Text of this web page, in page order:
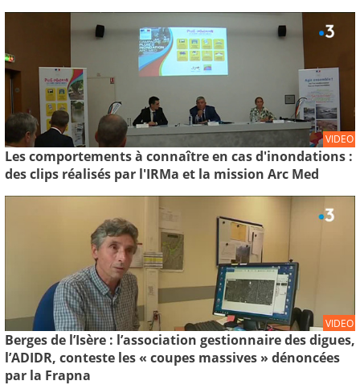
VIDEO
Les comportements à connaître en cas d'inondations :
des clips réalisés par l'IRMa et la mission Arc Med
VIDEO
Berges de l’Isère : l’association gestionnaire des digues,
l’ADIDR, conteste les « coupes massives » dénoncées
par la Frapna